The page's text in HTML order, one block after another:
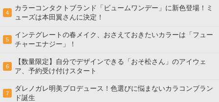
4
カラーコンタクトブランド「ビュームワンデー」に新色登場！ミ
ューズは本田翼さんに決定！
5
インテグレートの春メイク、おさえておきたいカラーは「フュー
チャーエナジー」！
6
【数量限定】自分でデザインできる「おそ松さん」のアイウェ
ア、予約受け付けスタート
7
ダレノガレ明美プロデュース！色選びに悩まないカラコンブラン
ド誕生